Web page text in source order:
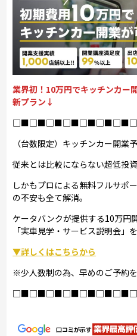
業界初！10万円でキッチンカー
新プラン↓
（台数限定）キッチンカー開業
従来とは比較にならない超低投
しかもプロによる無料フルサポ
の不安も全て解消。
ケータバンクが提供する10万円
「実車見学・サービス説明会」
▼詳しくはこちらから
※少人数制の為、早めのご予約を